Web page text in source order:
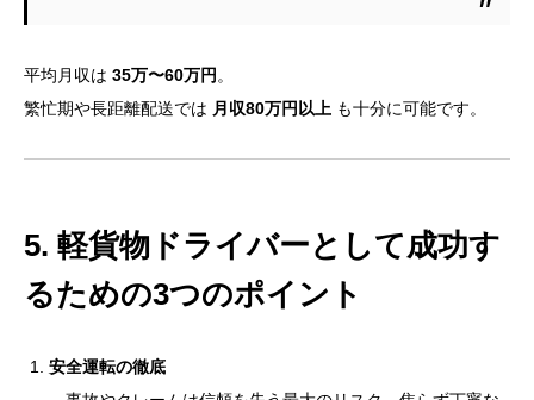
平均月収は 35万〜60万円。
繁忙期や長距離配送では 月収80万円以上 も十分に可能です。
5. 軽貨物ドライバーとして成功す
るための3つのポイント
安全運転の徹底